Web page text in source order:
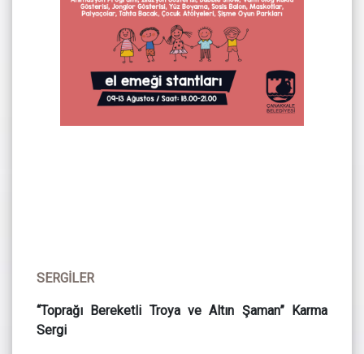
SERGİLER
“Toprağı Bereketli Troya ve Altın Şaman” Karma
Sergi